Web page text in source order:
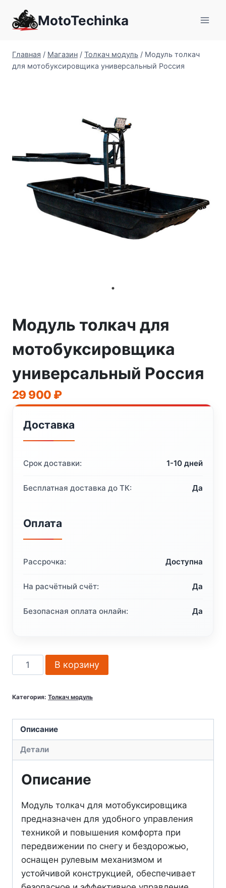
содержимому
MotoTechinka
Главная / Магазин / Толкач модуль / Модуль толкач
для мотобуксировщика универсальный Россия
Модуль толкач для
мотобуксировщика
универсальный Россия
29 900 ₽
Доставка
Срок доставки: 1-10 дней
Бесплатная доставка до ТК: Да
Оплата
Рассрочка: Доступна
На расчётный счёт: Да
Безопасная оплата онлайн: Да
Количество
товара
толкач
мотобуксировщика
универсальный
Россия
В корзину
Категория: Толкач модуль
Описание
Детали
Описание
Модуль толкач для мотобуксировщика
предназначен для удобного управления
техникой и повышения комфорта при
передвижении по снегу и бездорожью,
оснащен рулевым механизмом и
устойчивой конструкцией, обеспечивает